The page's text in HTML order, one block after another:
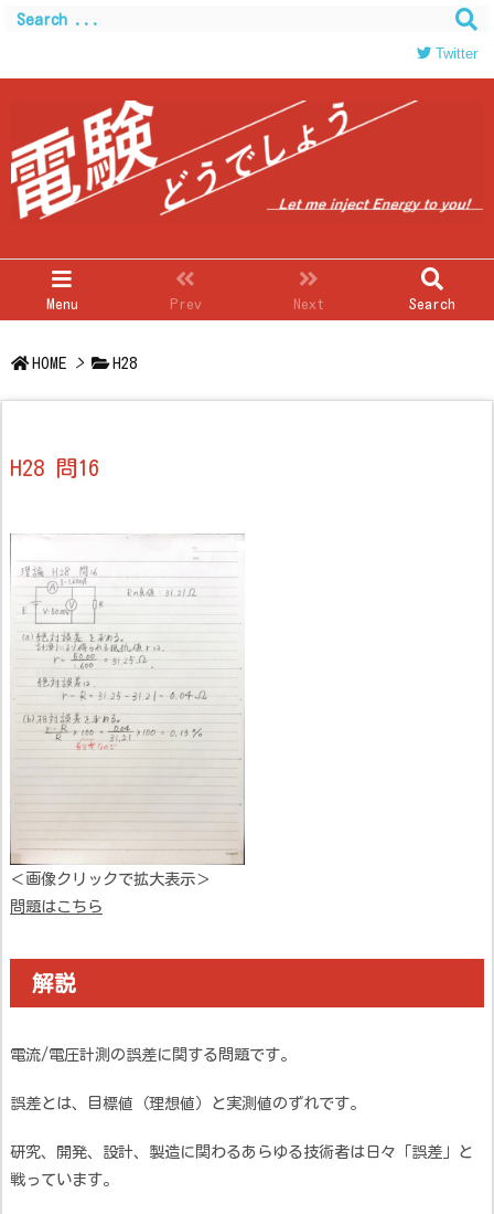
Menu Prev Next Search
Twitter
HOME > H28
H28 問16
＜画像クリックで拡大表示＞
問題はこちら
解説
電流/電圧計測の誤差に関する問題です。
誤差とは、目標値（理想値）と実測値のずれです。
研究、開発、設計、製造に関わるあらゆる技術者は日々「誤差」と
戦っています。